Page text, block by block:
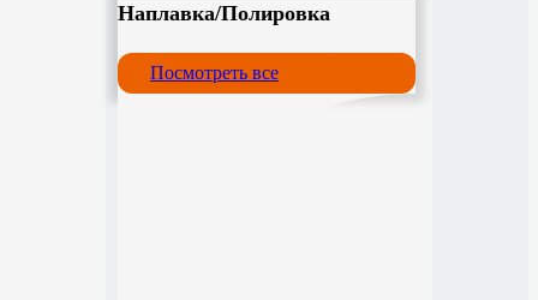
Наплавка/Полировка
Посмотреть все